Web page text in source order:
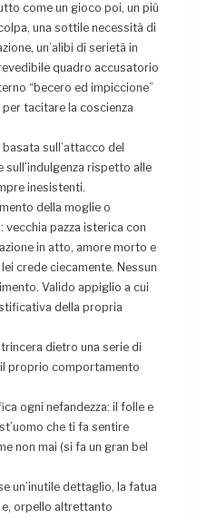
come un gioco poi, un più
una sottile necessità di
un’alibi di serietà in
quadro accusatorio
“becero ed impiccione”
tacitare la coscienza
sull’attacco del
rispetto alle
inesistenti.
della moglie o
vecchia pazza isterica con
in atto, amore morto e
crede ciecamente. Nessun
Valido appiglio a cui
della propria
trincera dietro una serie di
proprio comportamento
ogni nefandezza: il folle e
che ti fa sentire
non mai (si fa un gran bel
un’inutile dettaglio, la fatua
e, orpello altrettanto